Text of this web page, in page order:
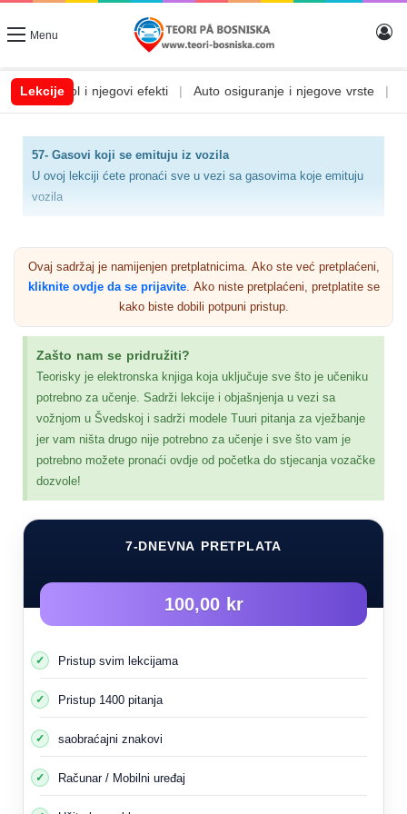
Menu
Lekcije
i njegovi efekti | Auto osiguranje i njegove vrste | Auto
57- Gasovi koji se emituju iz vozila
U ovoj lekciji ćete pronaći sve u vezi sa gasovima koje emituju
vozila
U ovoj lekciji govoriću o gasovima koji se emituju iz
vozila i njihovom štetnom delovanju i uticaju na životnu
sredinu
Ugljen monoksid (CO)
Utiče na apsorpciju kisika u krvi.
Uzrokuje umor i u većini slučajeva može dovesti do
Katalitički filter smanjuje emisiju ugljen monoksida.
Nije korisno za život, poput kiseonika, od kojeg zavisi
život živih organizama.
Nastaje kao rezultat nepotpunog sagorijevanja ugljičnih
materijala i organskih spojeva kao što su ugalj, ulja,
masti i goriva.
Ovaj sadržaj je namijenjen pretplatnicima. Ako ste već pretplaćeni,
kliknite ovdje da se prijavite. Ako niste pretplaćeni, pretplatite se
kako biste dobili potpuni pristup.
Zašto nam se pridružiti?
Teorisky je elektronska knjiga koja uključuje sve što je učeniku
potrebno za učenje. Sadrži lekcije i objašnjenja u vezi sa
vožnjom u Švedskoj i sadrži modele Tuuri pitanja za vježbanje
jer vam ništa drugo nije potrebno za učenje i sve što vam je
potrebno možete pronaći ovdje od početka do stjecanja vozačke
dozvole!
7-DNEVNA PRETPLATA
100,00 kr
Pristup svim lekcijama
Pristup 1400 pitanja
saobraćajni znakovi
Računar / Mobilni uređaj